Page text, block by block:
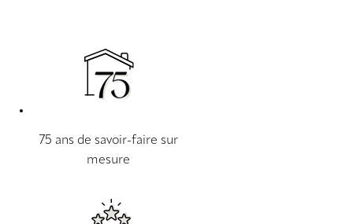
75 ans de savoir-faire sur
mesure